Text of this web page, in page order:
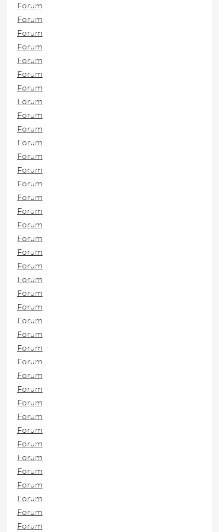
Forum
Forum
Forum
Forum
Forum
Forum
Forum
Forum
Forum
Forum
Forum
Forum
Forum
Forum
Forum
Forum
Forum
Forum
Forum
Forum
Forum
Forum
Forum
Forum
Forum
Forum
Forum
Forum
Forum
Forum
Forum
Forum
Forum
Forum
Forum
Forum
Forum
Forum
Forum